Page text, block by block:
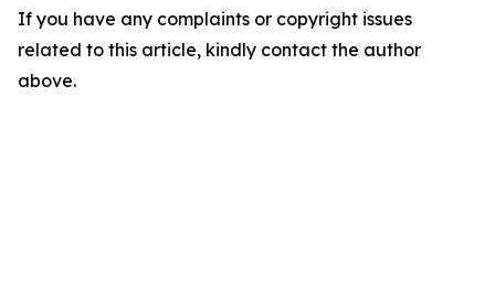
If you have any complaints or copyright issues
related to this article, kindly contact the author
above.